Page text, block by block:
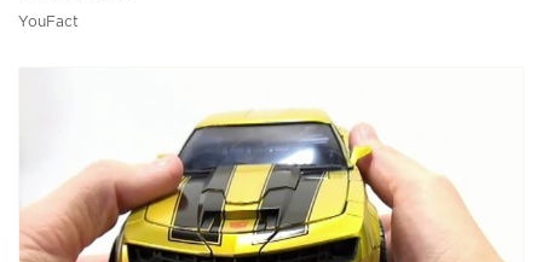
YouFact